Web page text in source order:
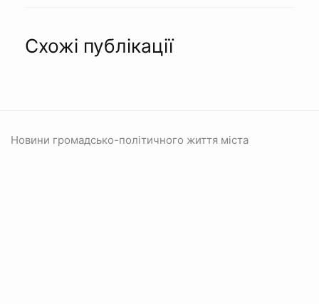
Схожі публікації
Новини громадсько-політичного життя міста